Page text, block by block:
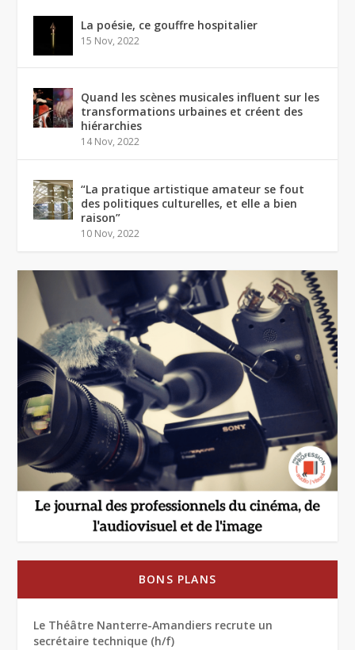
La poésie, ce gouffre hospitalier
15 Nov, 2022
Quand les scènes musicales influent sur les
transformations urbaines et créent des
hiérarchies
14 Nov, 2022
“La pratique artistique amateur se fout
des politiques culturelles, et elle a bien
raison”
10 Nov, 2022
BONS PLANS
Le Théâtre Nanterre-Amandiers recrute un
secrétaire technique (h/f)